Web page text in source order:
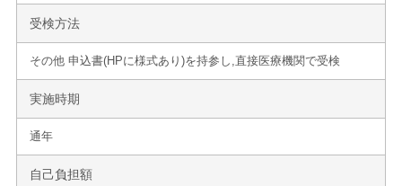
受検方法
その他 申込書(HPに様式あり)を持参し,直接医療機関で受検
実施時期
通年
自己負担額